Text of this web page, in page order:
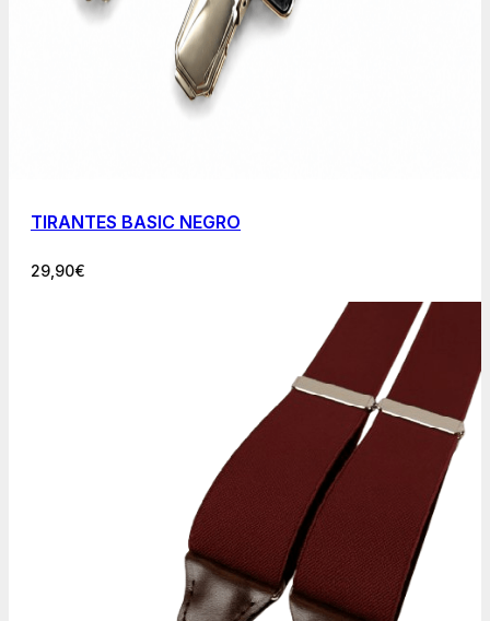
TIRANTES BASIC NEGRO
29,90€